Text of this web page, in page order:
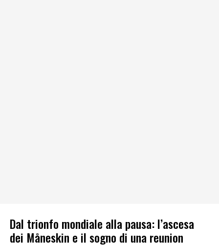
Dal trionfo mondiale alla pausa: l’ascesa
dei Måneskin e il sogno di una reunion